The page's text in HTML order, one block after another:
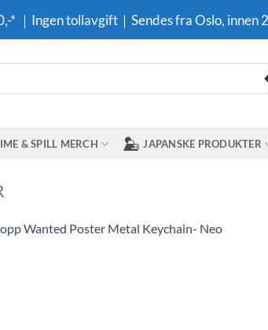
* ｜Ingen tollavgift｜Sendes fra Oslo, innen
& SPILL MERCH JAPANSKE PRODUKTER